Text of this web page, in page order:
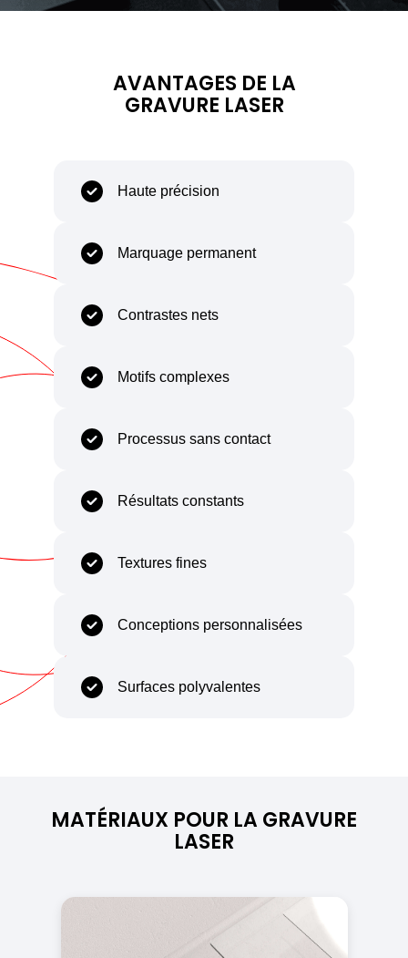
AVANTAGES DE LA
GRAVURE LASER
Haute précision
Marquage permanent
Contrastes nets
Motifs complexes
Processus sans contact
Résultats constants
Textures fines
Conceptions personnalisées
Surfaces polyvalentes
MATÉRIAUX POUR LA GRAVURE
LASER